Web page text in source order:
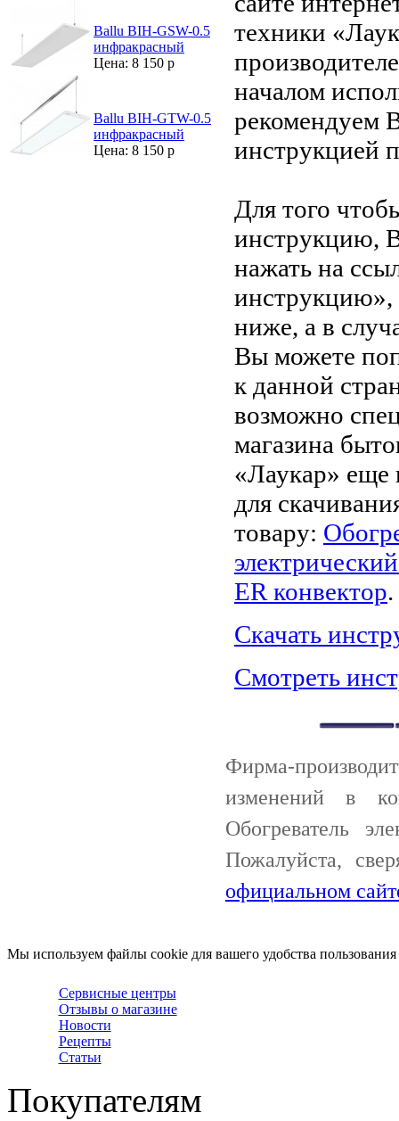
Ballu BIH-GSW-0.5
инфракрасный
Цена: 8 150 р
Ballu BIH-GTW-0.5
инфракрасный
Цена: 8 150 р
техники
началом
рекомендуем
инструкцией
Для того
инструкцию,
нажать на
ниже, а в
Вы можете
к данной
возможно
магазина
«Лаукар» еще
для
товару:
ER конвектор.
Скачать
Смотреть
Фирма-
изменений в
Обогреватель
Пожалуйста,
официальном
Мы используем файлы cookie для вашего удобства
Сервисные центры
Отзывы о магазине
Новости
Рецепты
Статьи
Покупателям